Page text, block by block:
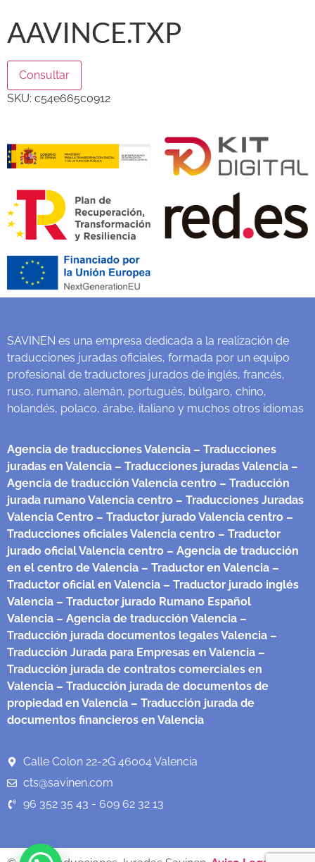
AAVINCE.TXP
Consultar
SKU: c54e665c0912
SAVINEN es una empresa dedicada a la realización de
traducciones juradas oficiales, formada por un equipo
profesional de traductores jurados de inglés, francés,
ruso, rumano, alemán, portugués, búlgaro, chino,
holandés, polaco, árabe, italiano y muchos otros idiomas
Agencia de traducciones Valencia – Traducciones
juradas en Valencia – Traducciones juradas Valencia –
Agencia de traducción Valencia centro – Traducción
jurada rumano Valencia centro – Traducciones Juradas
Valencia Centro – Traductor jurado Valencia centro –
Traducciones oficiales Valencia centro – Traductor
jurado oficial Valencia centro – Agencia de traducción
en el centro de Valencia – Traductor en Valencia –
Traductor oficial en Valencia – Traductor jurado inglés
Valencia – Traductor jurado Rumano Español
Valencia – Agencia de traducción Valencia –
Traducción jurada documentos legales Valencia –
Traducción Jurada para Empresas en Valencia –
Traducción jurada de contratos comerciales en
Valencia – Traducción jurada de documentos de
propiedad en Valencia – Traducción jurada de
documentos financieros en Valencia
Calle Colon 22-2G 46004 Valencia
cts@savinen.com
96 352 35 43 - 609 62 32 13